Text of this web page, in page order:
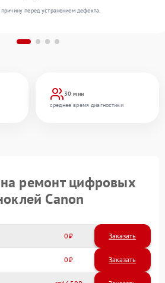
30 мин
среднее время диагностики
перед устранением дефекта.
на ремонт цифровых
Canon
0 Заказать
0 Заказать